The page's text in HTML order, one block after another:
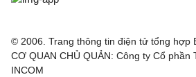
© 2006. Trang thông tin điện tử tổng hợp
CƠ QUAN CHỦ QUẢN: Công ty Cổ phần
INCOM